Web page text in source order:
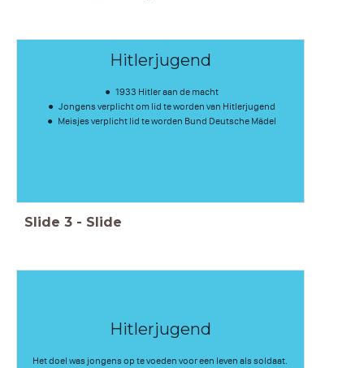
Hitlerjugend
1933 Hitler aan de macht
Jongens verplicht om lid te worden van Hitlerjugend
Meisjes verplicht lid te worden Bund Deutsche Mädel
Slide 3 - Slide
Hitlerjugend
Het doel was jongens op te voeden voor een leven als soldaat.